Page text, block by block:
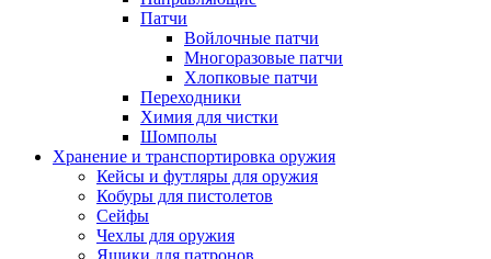
Патчи
Войлочные патчи
Многоразовые патчи
Хлопковые патчи
Переходники
Химия для чистки
Шомполы
Хранение и транспортировка оружия
Кейсы и футляры для оружия
Кобуры для пистолетов
Сейфы
Чехлы для оружия
Ящики для патронов